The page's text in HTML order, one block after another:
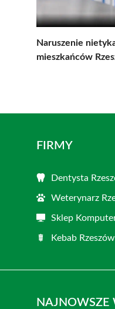
Naruszenie
mieszkańców
FIRMY
Dentysta
Weterynarz
Sklep
Kebab Rzeszów
NAJNOWSZE